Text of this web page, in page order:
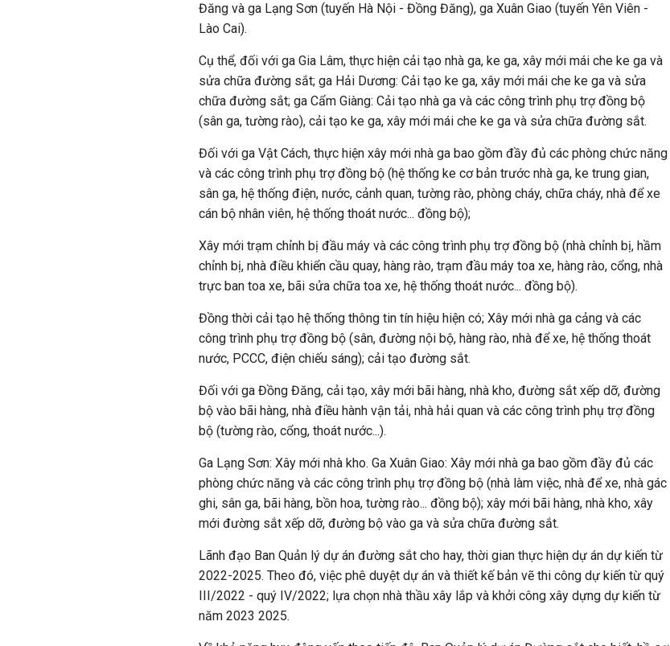
Đăng và ga Lạng Sơn (tuyến Hà Nội - Đồng Đăng), ga Xuân Giao (tuyến Yên Viên -
Lào Cai).
Cụ thể, đối với ga Gia Lâm, thực hiện cải tạo nhà ga, ke ga, xây mới mái che ke ga và
sửa chữa đường sắt; ga Hải Dương: Cải tạo ke ga, xây mới mái che ke ga và sửa
chữa đường sắt; ga Cẩm Giàng: Cải tạo nhà ga và các công trình phụ trợ đồng bộ
(sân ga, tường rào), cải tạo ke ga, xây mới mái che ke ga và sửa chữa đường sắt.
Đối với ga Vật Cách, thực hiện xây mới nhà ga bao gồm đầy đủ các phòng chức năng
và các công trình phụ trợ đồng bộ (hệ thống ke cơ bản trước nhà ga, ke trung gian,
sân ga, hệ thống điện, nước, cảnh quan, tường rào, phòng cháy, chữa cháy, nhà để xe
cán bộ nhân viên, hệ thống thoát nước... đồng bộ);
Xây mới trạm chỉnh bị đầu máy và các công trình phụ trợ đồng bộ (nhà chỉnh bị, hầm
chỉnh bị, nhà điều khiển cầu quay, hàng rào, trạm đầu máy toa xe, hàng rào, cổng, nhà
trực ban toa xe, bãi sửa chữa toa xe, hệ thống thoát nước... đồng bộ).
Đồng thời cải tạo hệ thống thông tin tín hiệu hiện có; Xây mới nhà ga cảng và các
công trình phụ trợ đồng bộ (sân, đường nội bộ, hàng rào, nhà để xe, hệ thống thoát
nước, PCCC, điện chiếu sáng); cải tạo đường sắt.
Đối với ga Đồng Đăng, cải tạo, xây mới bãi hàng, nhà kho, đường sắt xếp dỡ, đường
bộ vào bãi hàng, nhà điều hành vận tải, nhà hải quan và các công trình phụ trợ đồng
bộ (tường rào, cổng, thoát nước...).
Ga Lạng Sơn: Xây mới nhà kho. Ga Xuân Giao: Xây mới nhà ga bao gồm đầy đủ các
phòng chức năng và các công trình phụ trợ đồng bộ (nhà làm việc, nhà để xe, nhà gác
ghi, sân ga, bãi hàng, bồn hoa, tường rào... đồng bộ); xây mới bãi hàng, nhà kho, xây
mới đường sắt xếp dỡ, đường bộ vào ga và sửa chữa đường sắt.
Lãnh đạo Ban Quản lý dự án đường sắt cho hay, thời gian thực hiện dự án dự kiến từ
2022-2025. Theo đó, việc phê duyệt dự án và thiết kế bản vẽ thi công dự kiến từ quý
III/2022 - quý IV/2022; lựa chọn nhà thầu xây lắp và khởi công xây dựng dự kiến từ
năm 2023 2025.